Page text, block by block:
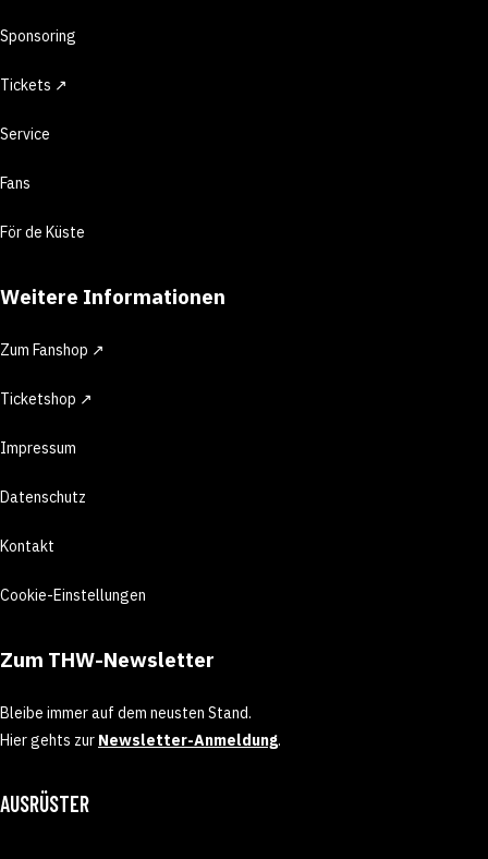
Sponsoring
Tickets ↗
Service
Fans
För de Küste
Weitere Informationen
Zum Fanshop ↗
Ticketshop ↗
Impressum
Datenschutz
Kontakt
Cookie-Einstellungen
Zum THW-Newsletter
Bleibe immer auf dem neusten Stand.
Hier gehts zur Newsletter-Anmeldung.
AUSRÜSTER